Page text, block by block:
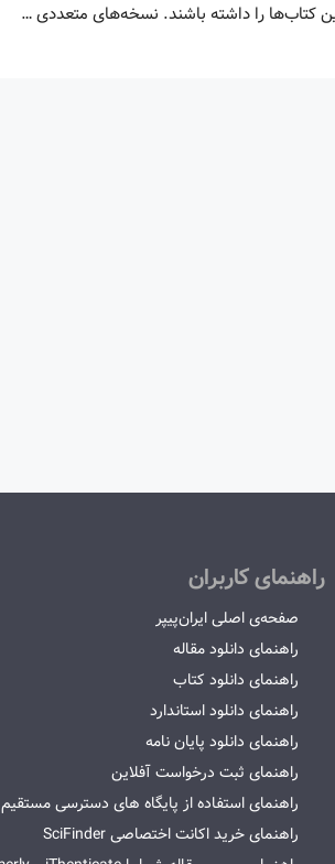
کتاب‌ها را داشته باشند. نسخه‌های متعددی …
راهنمای کاربران
صفحه‌ی اصلی ایران‌پیپر
راهنمای دانلود مقاله
راهنمای دانلود کتاب
راهنمای دانلود استاندارد
راهنمای دانلود پایان نامه
راهنمای ثبت درخواست آفلاین
راهنمای استفاده از پایگاه های دسترسی مستقیم
راهنمای خرید اکانت اختصاصی SciFinder